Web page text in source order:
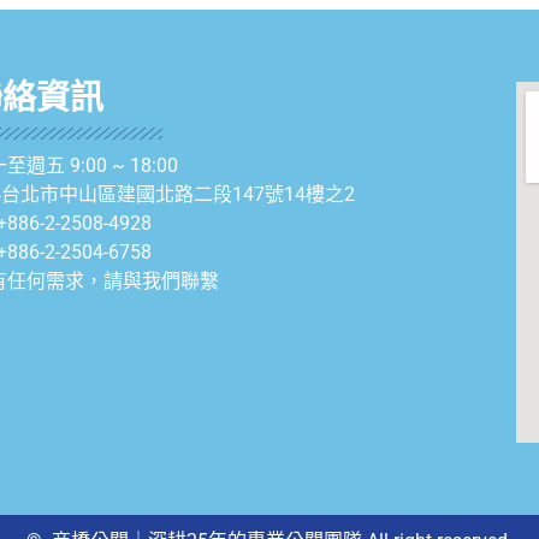
資訊
至週五 9:00 ~ 18:00
北市中山區建國北路二段147號14樓之2
2-2508-4928
2-2504-6758
任何需求，請與我們聯繫